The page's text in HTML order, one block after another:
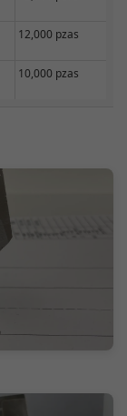
12,000 pzas
10,000 pzas